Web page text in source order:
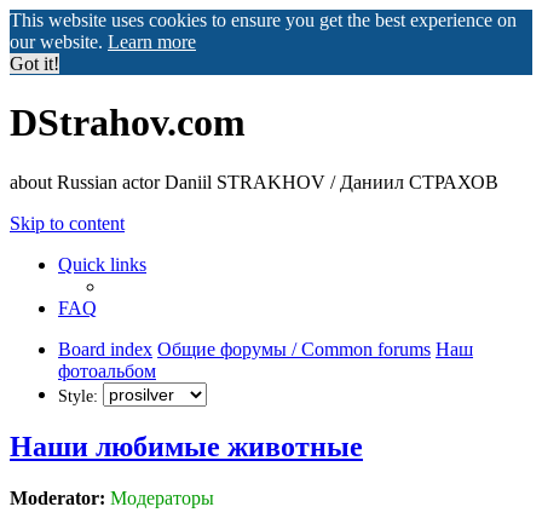
This website uses cookies to ensure you get the best experience on
our website. Learn more
Got it!
DStrahov.com
about Russian actor Daniil STRAKHOV / Даниил СТРАХОВ
Skip to content
Quick links
FAQ
Board index Общие форумы / Common forums Наш
фотоальбом
Style:
Наши любимые животные
Moderator: Модераторы